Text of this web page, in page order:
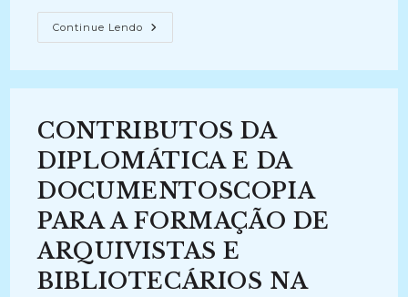
Continue Lendo REPRESENTAÇÃO
TEMÁTICA
ACERCA
ARQUIVÍSTICAS
(2020-
2023)
CONTRIBUTOS DA
DIPLOMÁTICA E DA
DOCUMENTOSCOPIA
PARA A FORMAÇÃO DE
ARQUIVISTAS E
BIBLIOTECÁRIOS NA